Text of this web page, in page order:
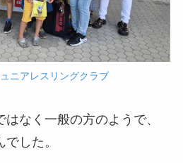
ニアレスリングクラブ
なく一般の方のようで、
した。